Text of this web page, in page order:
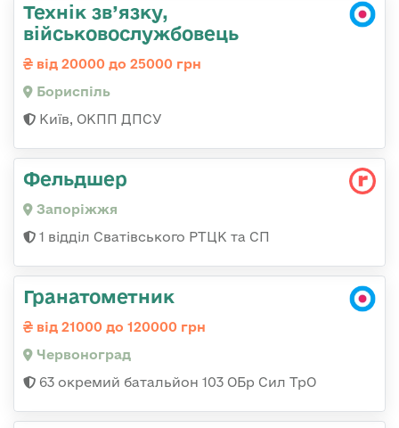
Технік зв’язку,
військовослужбовець
від 20000 до 25000 грн
Бориспіль
Київ, ОКПП ДПСУ
Фельдшер
Запоріжжя
1 відділ Сватівського РТЦК та СП
Гранатометник
від 21000 до 120000 грн
Червоноград
63 окремий батальйон 103 ОБр Сил ТрО